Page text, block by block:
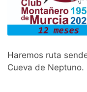
Haremos ruta
Cueva de Neptuno.